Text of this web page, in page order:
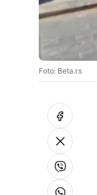
Foto: Beta.rs